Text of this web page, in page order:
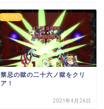
モンスト
禁忌の獄の二十六ノ獄をクリ
ア！
2021年4月26日